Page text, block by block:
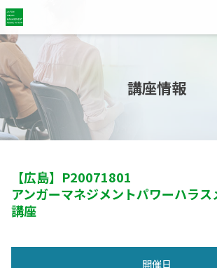
講座情報
【広島】 P20071801
アンガーマネジメントパワーハラ
講座
開催日